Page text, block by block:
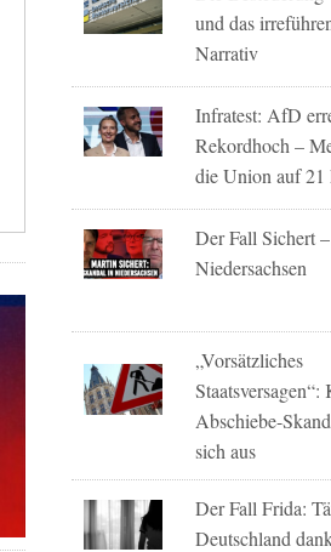
und das
Narrativ
Infratest: AfD
Rekordhoch –
die Union auf 21
Der Fall Sichert
Niedersachsen
„Vorsätzliches
Staatsversagen“:
Abschiebe-
sich aus
Der Fall Frida:
Deutschland